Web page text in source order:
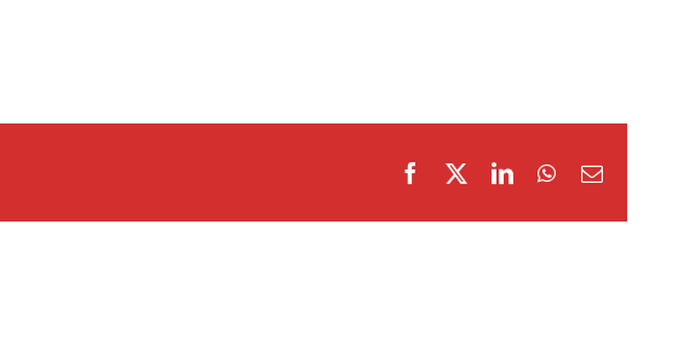
Facebook LinkedInWhatsApp
Email